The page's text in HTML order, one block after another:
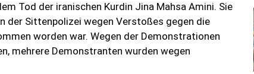
Tod der iranischen Kurdin Jina Mahsa Amini. Sie
der Sittenpolizei wegen Verstoßes gegen die
worden war. Wegen der Demonstrationen
mehrere Demonstranten wurden wegen